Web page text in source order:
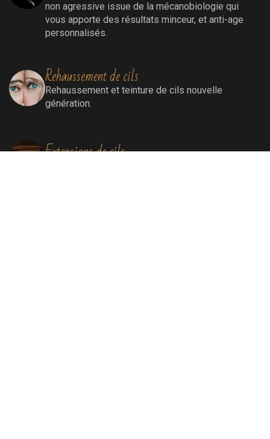
non agressive issue de la mécanobiologie qui
vous apporte des résultats minceur, et anti-age
personnalisés.
Rehaussement de cils
Rehaussement et teinture de cils nouvelle
génération.
Extensions de cils